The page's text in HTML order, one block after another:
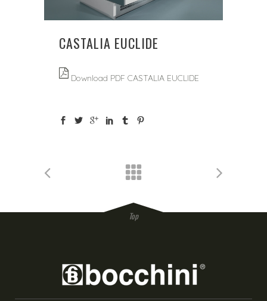
CASTALIA EUCLIDE
Download PDF CASTALIA EUCLIDE